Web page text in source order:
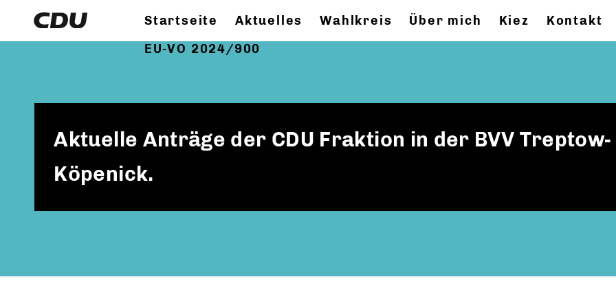
Startseite Aktuelles Wahlkreis Über mich Kiez Kontakt
EU-VO 2024/900
Aktuelle Anträge der CDU Fraktion in der BVV Treptow-
Köpenick.